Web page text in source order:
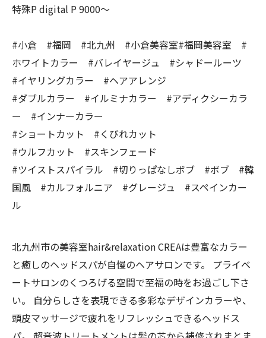
特殊P digital P 9000〜
#小倉 #福岡 #北九州 #小倉美容室#福岡美容室 #
ホワイトカラー #バレイヤージュ #シャドールーツ
#イヤリングカラー #ヘアアレンジ
#ダブルカラー #イルミナカラー #アディクシーカラ
ー #インナーカラー
#ショートカット #くびれカット
#ウルフカット #スキンフェード
#ツイストスパイラル #切りっぱなしボブ #ボブ #韓
国風 #カルフォルニア #グレージュ #スペインカー
ル
北九州市の美容室hair&relaxation CREAは豊富なカラー
と癒しのヘッドスパが自慢のヘアサロンです。 プライベ
ートサロンのくつろげる空間で至福の時をお過ごし下さ
い。 自分らしさを表現できる多彩なデザインカラーや、
頭皮マッサージで疲れをリフレッシュできるヘッドス